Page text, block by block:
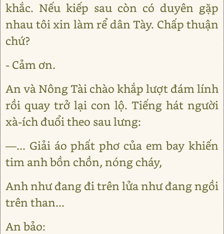
khắc. Nếu kiếp sau còn có duyên gặp
nhau tôi xin làm rể dân Tày. Chấp thuận
chứ?
- Cảm ơn.
An và Nông Tài chào khắp lượt đám lính
rồi quay trở lại con lộ. Tiếng hát người
xà-ích đuổi theo sau lưng:
―... Giải áo phất phơ của em bay khiến
tim anh bồn chồn, nóng cháy,
Anh như đang đi trên lửa như đang ngồi
trên than...
An bảo: